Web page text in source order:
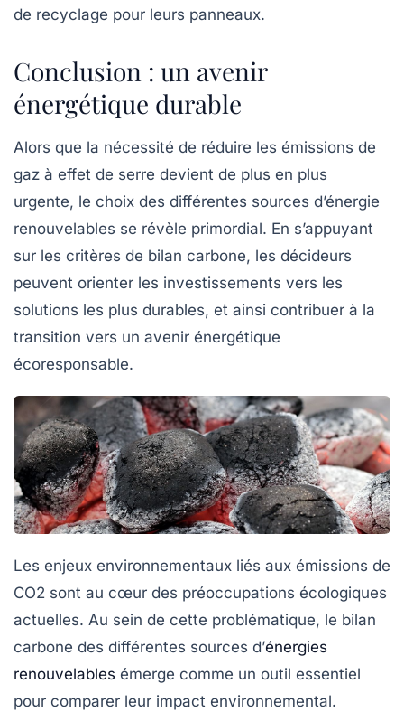
de recyclage pour leurs panneaux.
Conclusion : un avenir
énergétique durable
Alors que la nécessité de réduire les émissions de
gaz à effet de serre devient de plus en plus
urgente, le choix des différentes sources d’énergie
renouvelables se révèle primordial. En s’appuyant
sur les critères de bilan carbone, les décideurs
peuvent orienter les investissements vers les
solutions les plus durables, et ainsi contribuer à la
transition vers un avenir énergétique
écoresponsable.
Les enjeux environnementaux liés aux émissions de
CO2 sont au cœur des préoccupations écologiques
actuelles. Au sein de cette problématique, le bilan
carbone des différentes sources d’énergies
renouvelables émerge comme un outil essentiel
pour comparer leur impact environnemental.